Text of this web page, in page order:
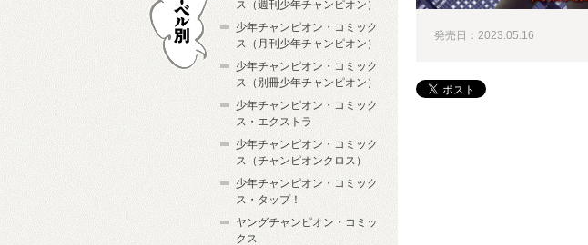
発売日：2023.05.16
ス（週刊少年チャンピオン）
少年チャンピオン・コミック
ス（月刊少年チャンピオン）
少年チャンピオン・コミック
ス（別冊少年チャンピオン）
少年チャンピオン・コミック
ス・エクストラ
少年チャンピオン・コミック
ス（チャンピオンクロス）
少年チャンピオン・コミック
ス・タップ！
ヤングチャンピオン・コミッ
クス